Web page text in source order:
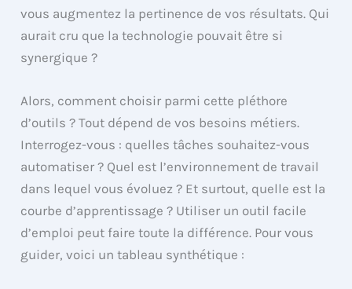
vous augmentez la pertinence de vos résultats. Qui
aurait cru que la technologie pouvait être si
synergique ?
Alors, comment choisir parmi cette pléthore
d’outils ? Tout dépend de vos besoins métiers.
Interrogez-vous : quelles tâches souhaitez-vous
automatiser ? Quel est l’environnement de travail
dans lequel vous évoluez ? Et surtout, quelle est la
courbe d’apprentissage ? Utiliser un outil facile
d’emploi peut faire toute la différence. Pour vous
guider, voici un tableau synthétique :